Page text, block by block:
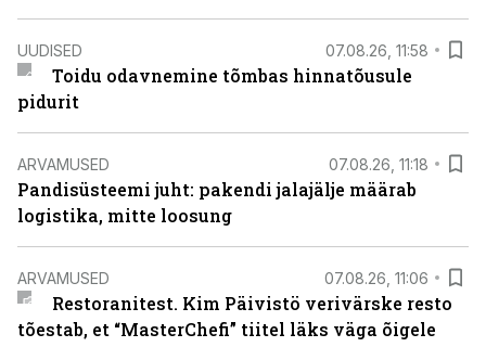
UUDISED 07.08.26, 11:58
Toidu odavnemine tõmbas hinnatõusule
pidurit
ARVAMUSED 07.08.26, 11:18
Pandisüsteemi juht: pakendi jalajälje määrab
logistika, mitte loosung
ARVAMUSED 07.08.26, 11:06
Restoranitest. Kim Päivistö verivärske resto
tõestab, et “MasterChefi” tiitel läks väga õigele